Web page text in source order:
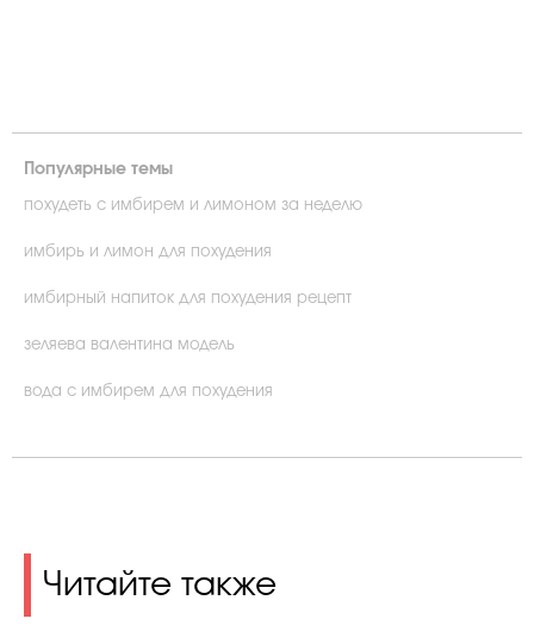
Популярные темы
похудеть с имбирем и лимоном за неделю
имбирь и лимон для похудения
имбирный напиток для похудения рецепт
зеляева валентина модель
вода с имбирем для похудения
Читайте также